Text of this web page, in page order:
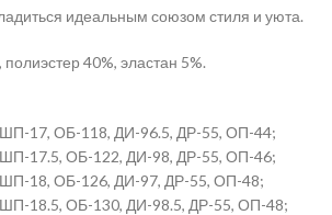
идеальным союзом стиля и уюта.
40%, эластан 5%.
17, ОБ-118, ДИ-96.5, ДР-55, ОП-44;
17.5, ОБ-122, ДИ-98, ДР-55, ОП-46;
18, ОБ-126, ДИ-97, ДР-55, ОП-48;
18.5, ОБ-130, ДИ-98.5, ДР-55, ОП-48;